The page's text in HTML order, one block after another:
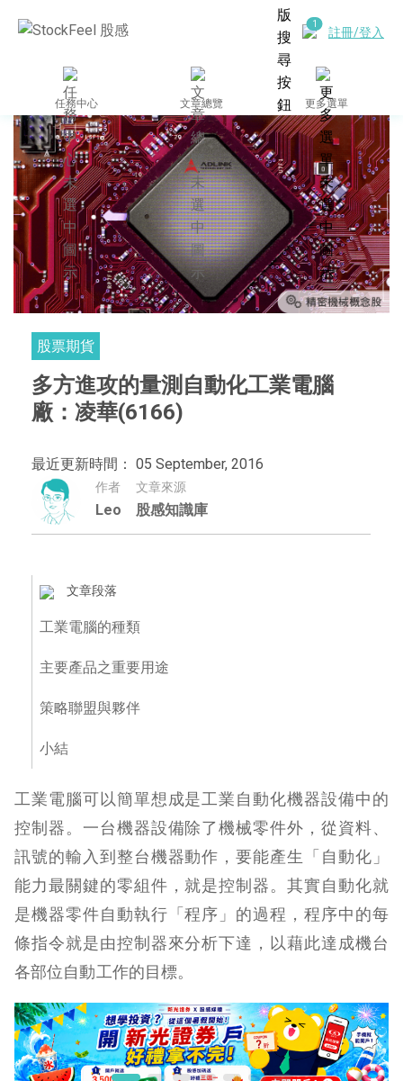
註冊/登入
任務中心 文章總覽 更多選單
股票期貨
多方進攻的量測自動化工業電腦
廠：凌華(6166)
最近更新時間： 05 September, 2016
作者
Leo
文章來源
股感知識庫
文章段落
工業電腦的種類
主要產品之重要用途
策略聯盟與夥伴
小結
工業電腦可以簡單想成是工業自動化機器設備中的
控制器。一台機器設備除了機械零件外，從資料、
訊號的輸入到整台機器動作，要能產生「自動化」
能力最關鍵的零組件，就是控制器。其實自動化就
是機器零件自動執行「程序」的過程，程序中的每
條指令就是由控制器來分析下達，以藉此達成機台
各部位自動工作的目標。